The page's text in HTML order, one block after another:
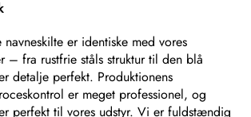
er identiske med vores
– fra rustfrie ståls struktur til den blå
detalje perfekt. Produktionens
er meget professionel, og
perfekt til vores udstyr. Vi er fuldstændig